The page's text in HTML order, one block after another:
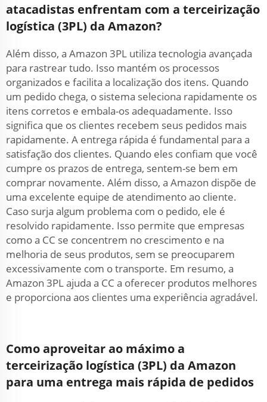
atacadistas enfrentam com a terceirização
logística (3PL) da Amazon?
Além disso, a Amazon 3PL utiliza tecnologia avançada
para rastrear tudo. Isso mantém os processos
organizados e facilita a localização dos itens. Quando
um pedido chega, o sistema seleciona rapidamente os
itens corretos e embala-os adequadamente. Isso
significa que os clientes recebem seus pedidos mais
rapidamente. A entrega rápida é fundamental para a
satisfação dos clientes. Quando eles confiam que você
cumpre os prazos de entrega, sentem-se bem em
comprar novamente. Além disso, a Amazon dispõe de
uma excelente equipe de atendimento ao cliente.
Caso surja algum problema com o pedido, ele é
resolvido rapidamente. Isso permite que empresas
como a CC se concentrem no crescimento e na
melhoria de seus produtos, sem se preocuparem
excessivamente com o transporte. Em resumo, a
Amazon 3PL ajuda a CC a oferecer produtos melhores
e proporciona aos clientes uma experiência agradável.
Como aproveitar ao máximo a
terceirização logística (3PL) da Amazon
para uma entrega mais rápida de pedidos